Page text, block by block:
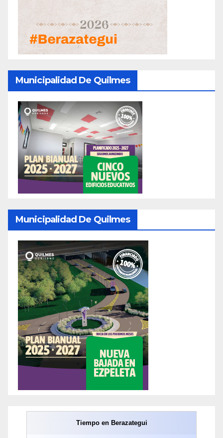
Municipalidad De Quilmes
Municipalidad De Quilmes
Tiempo en Berazategui